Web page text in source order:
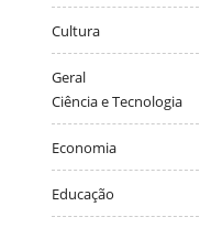
Cultura
Geral
Ciência e Tecnologia
Economia
Educação